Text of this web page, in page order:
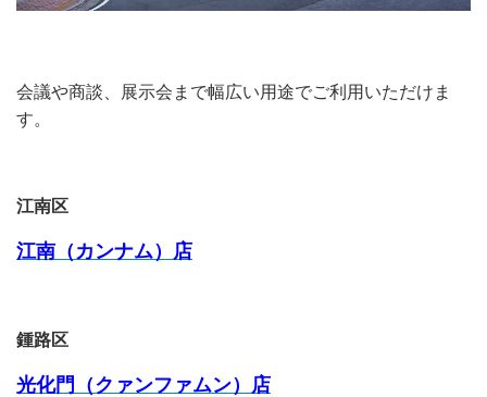
会議や商談、展示会まで幅広い用途でご利用いただけま
す。
江南区
江南（カンナム）店
鍾路区
光化門（クァンファムン）店